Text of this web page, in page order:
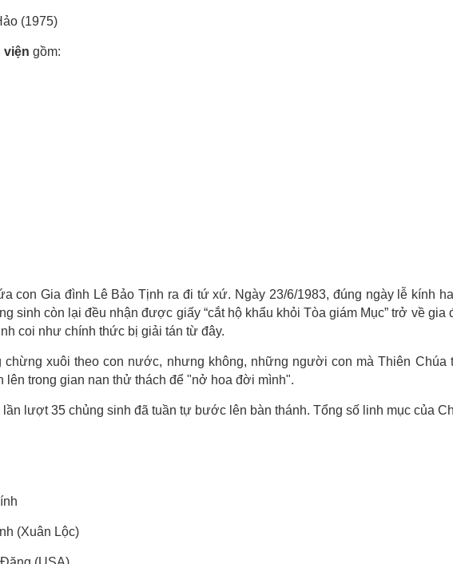
(1975)
viện gồm:
con Gia đình Lê Bảo Tịnh ra đi tứ xứ. Ngày 23/6/1983, đúng ngày lễ kính
sinh còn lại đều nhận được giấy “cắt hộ khẩu khỏi Tòa giám Mục” trở về
coi như chính thức bị giải tán từ đây.
xuôi theo con nước, nhưng không, những người con mà Thiên
trong gian nan thử thách để "nở hoa đời mình".
lượt 35 chủng sinh đã tuần tự bước lên bàn thánh. Tổng số linh mục của
(Xuân Lộc)